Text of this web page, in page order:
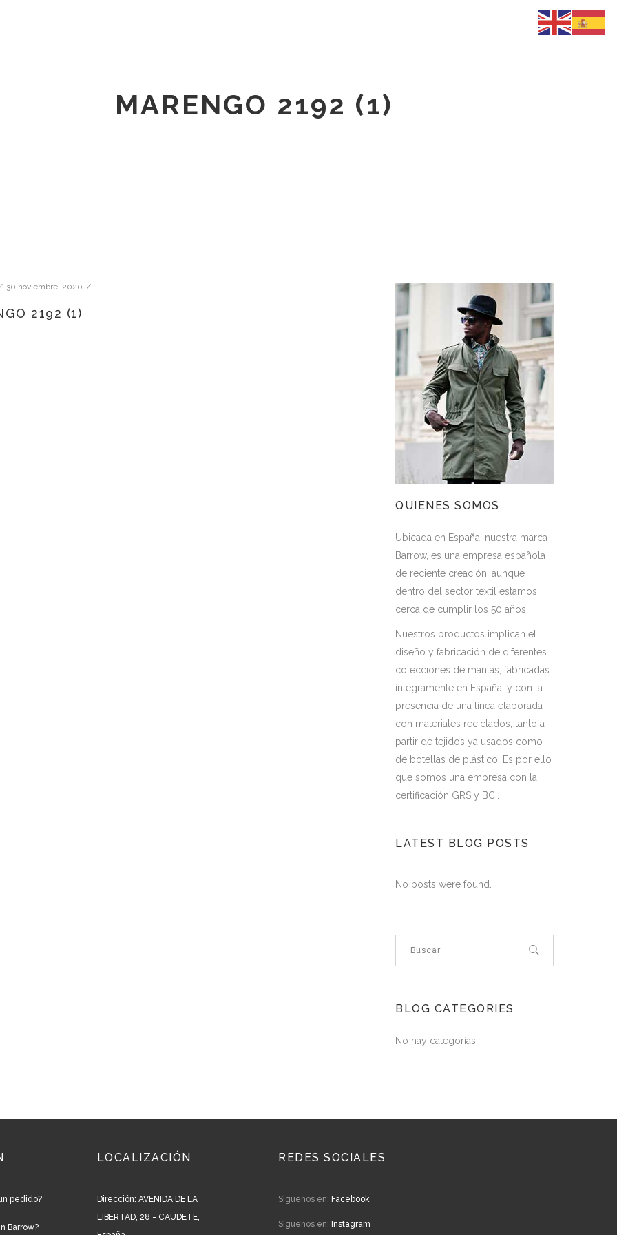
MARENGO 2192 (1)
30 noviembre, 2020
2192 (1)
QUIENES SOMOS
Ubicada en España, nuestra marca
Barrow, es una empresa española
de reciente creación, aunque
dentro del sector textil estamos
cerca de cumplir los 50 años.
Nuestros productos implican el
diseño y fabricación de diferentes
colecciones de mantas, fabricadas
íntegramente en España, y con la
presencia de una línea elaborada
con materiales reciclados, tanto a
partir de tejidos ya usados como
de botellas de plástico. Es por ello
que somos una empresa con la
certificación GRS y BCI.
LATEST BLOG POSTS
No posts were found.
BLOG CATEGORIES
No hay categorías
pedido?
Barrow?
LOCALIZACIÓN
Dirección: AVENIDA DE LA
LIBERTAD, 28 - CAUDETE,
REDES SOCIALES
Siguenos en: Facebook
Siguenos en: Instagram